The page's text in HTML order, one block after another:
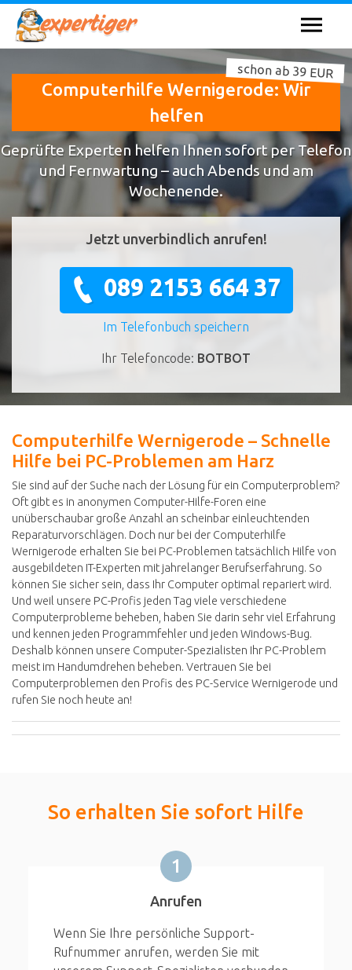
Computerhilfe Wernigerode: Wir
helfen
schon ab 39 EUR
Geprüfte Experten helfen Ihnen sofort per Telefon
und Fernwartung – auch Abends und am
Wochenende.
Jetzt unverbindlich anrufen!
089 2153 664 37
Im Telefonbuch speichern
Ihr Telefoncode: BOTBOT
Computerhilfe Wernigerode – Schnelle
Hilfe bei PC-Problemen am Harz
Sie sind auf der Suche nach der Lösung für ein Computerproblem?
Oft gibt es in anonymen Computer-Hilfe-Foren eine
unüberschaubar große Anzahl an scheinbar einleuchtenden
Reparaturvorschlägen. Doch nur bei der Computerhilfe
Wernigerode erhalten Sie bei PC-Problemen tatsächlich Hilfe von
ausgebildeten IT-Experten mit jahrelanger Berufserfahrung. So
können Sie sicher sein, dass Ihr Computer optimal repariert wird.
Und weil unsere PC-Profis jeden Tag viele verschiedene
Computerprobleme beheben, haben Sie darin sehr viel Erfahrung
und kennen jeden Programmfehler und jeden Windows-Bug.
Deshalb können unsere Computer-Spezialisten Ihr PC-Problem
meist im Handumdrehen beheben. Vertrauen Sie bei
Computerproblemen den Profis des PC-Service Wernigerode und
rufen Sie noch heute an!
So erhalten Sie sofort Hilfe
1
Anrufen
Wenn Sie Ihre persönliche Support-
Rufnummer anrufen, werden Sie mit